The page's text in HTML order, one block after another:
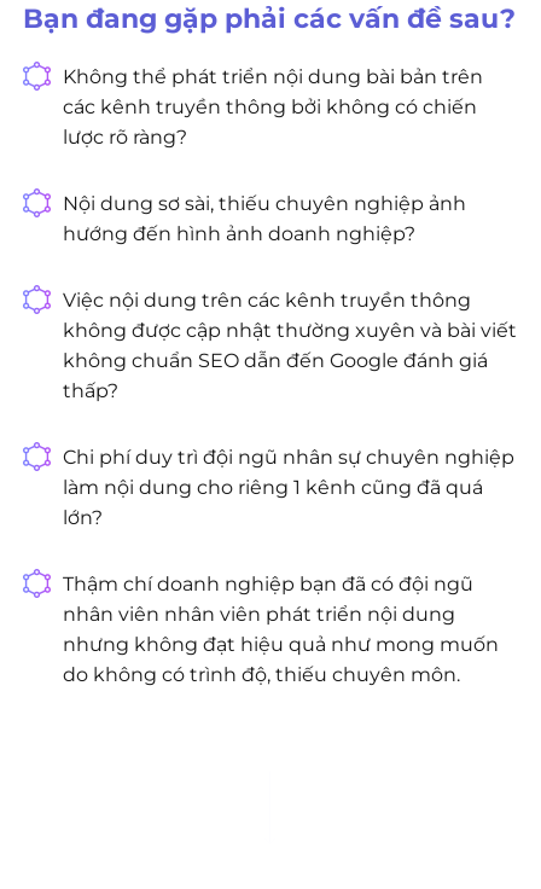
Bạn đang gặp phải các vấn đề sau?
Không thể phát triển nội dung bài bản trên
các kênh truyền thông bởi không có chiến
lược rõ ràng?
Nội dung sơ sài, thiếu chuyên nghiệp ảnh
hướng đến hình ảnh doanh nghiệp?
Việc nội dung trên các kênh truyền thông
không được cập nhật thường xuyên và bài viết
không chuẩn SEO dẫn đến Google đánh giá
thấp?
Chi phí duy trì đội ngũ nhân sự chuyên nghiệp
làm nội dung cho riêng 1 kênh cũng đã quá
lớn?
Thậm chí doanh nghiệp bạn đã có đội ngũ
nhân viên nhân viên phát triển nội dung
nhưng không đạt hiệu quả như mong muốn
do không có trình độ, thiếu chuyên môn.